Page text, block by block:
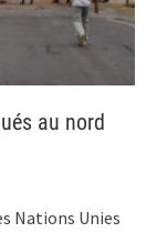
au nord
Nations Unies